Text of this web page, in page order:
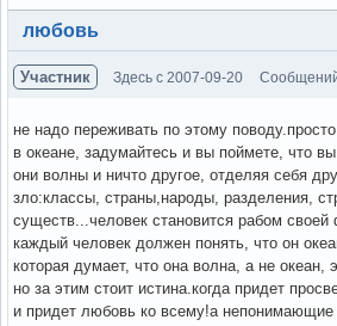
Вне форума
любовь
Участник Здесь с 2007-09-20
не надо переживать по этому
в океане, задумайтесь и вы поймете, что
они волны и ничто другое, отделяя себя
зло:классы, страны,народы, разделения,
существ...человек становится рабом
каждый человек должен понять, что он
которая думает, что она волна, а не океан,
но за этим стоит истина.когда придет
и придет любовь ко всему!а